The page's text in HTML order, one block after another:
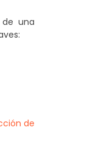
de una
de